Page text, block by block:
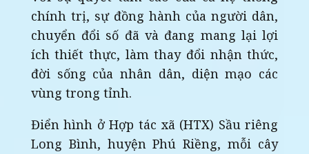
chính trị, sự đồng hành của người dân,
chuyển đổi số đã và đang mang lại lợi
ích thiết thực, làm thay đổi nhận thức,
đời sống của nhân dân, diện mạo các
vùng trong tỉnh.
Điển hình ở Hợp tác xã (HTX) Sầu riêng
Long Bình, huyện Phú Riềng, mỗi cây